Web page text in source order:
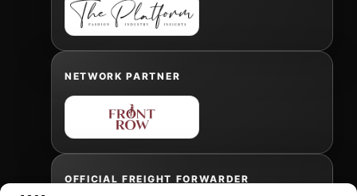
NETWORK PARTNER
OFFICIAL FREIGHT FORWARDER